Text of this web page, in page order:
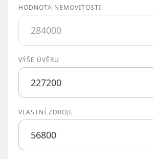
HODNOTA NEMOVITOSTI
VÝŠE ÚVĚRU
VLASTNÍ ZDROJE